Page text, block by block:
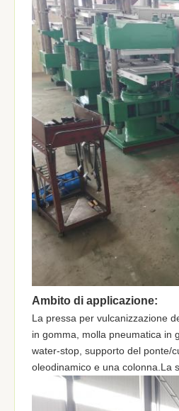
Ambito di applicazione:
La pressa per vulcanizzazione
in gomma, molla pneumatica in
water-stop, supporto del ponte/
oleodinamico e una colonna.La